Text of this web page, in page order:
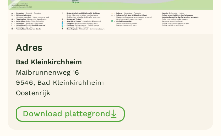
Adres
Bad Kleinkirchheim
Maibrunnenweg 16
9546, Bad Kleinkirchheim
Oostenrijk
Download plattegrond